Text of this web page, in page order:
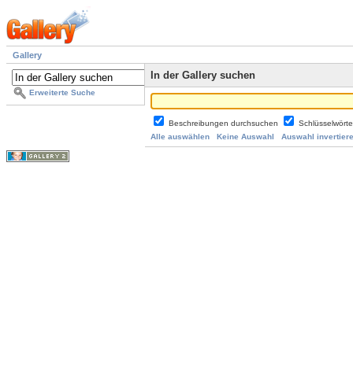
Gallery
Erweiterte Suche
In der Gallery suchen
Beschreibungen durchsuchen
Alle auswählen
Keine Auswahl Auswahl